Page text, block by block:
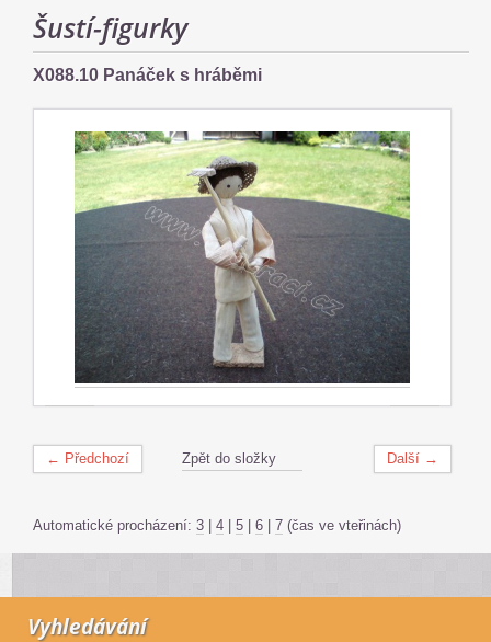
Šustí-figurky
X088.10 Panáček s hráběmi
← Předchozí Další →
Zpět do složky
Automatické procházení: 3 | 4 | 5 | 6 | 7 (čas ve vteřinách)
Vyhledávání